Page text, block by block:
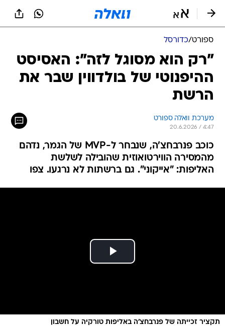
ספורט/כדורסל
"רק הוא מסוגל לזה": האסיסט
ההיפנוטי של בולדווין שבר את
הרשת
מערכת וואלה ספורט
20.6.2026 / 4:47
כוכב פנרבחצ'ה, שנבחר ל-MVP של הגמר, נדהם
מהמסירה הווירטואוזית שהובילה לשלשת
האליפות: "אייקוני". גם ברשתות לא נרגעו. צפו
תקציר זכייתה של פנרבחצ'ה באליפות טורקיה על חשבון